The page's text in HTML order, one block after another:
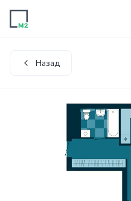
+7 (423) 275-52-01
Назад